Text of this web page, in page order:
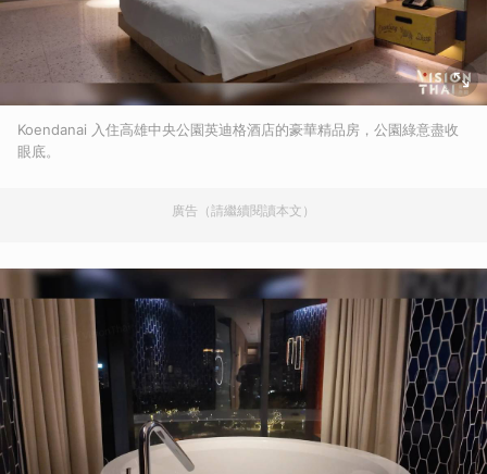
Koendanai 入住高雄中央公園英迪格酒店的豪華精品房，公園綠意盡收
眼底。
廣告（請繼續閱讀本文）